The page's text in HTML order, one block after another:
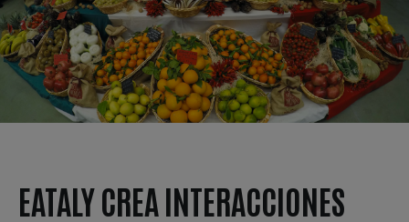
EATALY CREA INTERACCIONES